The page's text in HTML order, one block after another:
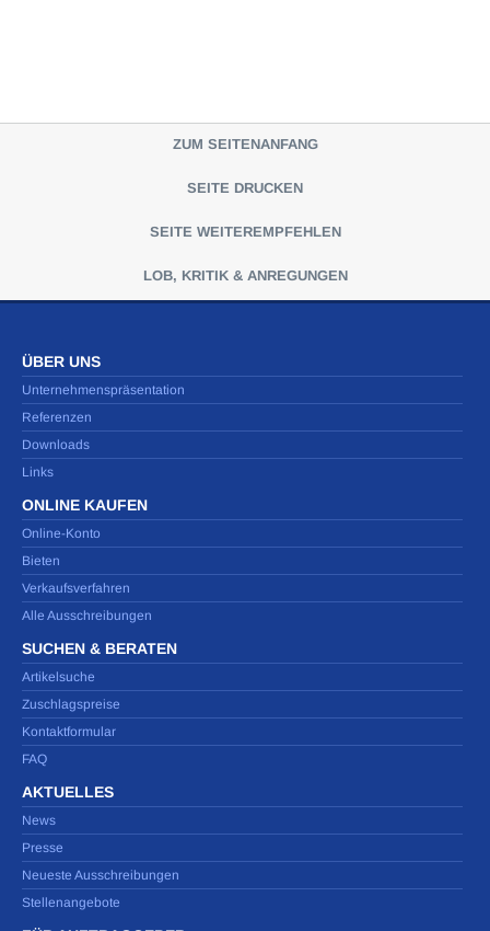
ZUM SEITENANFANG
SEITE DRUCKEN
SEITE WEITEREMPFEHLEN
LOB, KRITIK & ANREGUNGEN
ÜBER UNS
Unternehmenspräsentation
Referenzen
Downloads
Links
ONLINE KAUFEN
Online-Konto
Bieten
Verkaufsverfahren
Alle Ausschreibungen
SUCHEN & BERATEN
Artikelsuche
Zuschlagspreise
Kontaktformular
FAQ
AKTUELLES
News
Presse
Neueste Ausschreibungen
Stellenangebote